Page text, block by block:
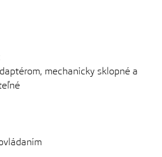
mechanicky sklopné a